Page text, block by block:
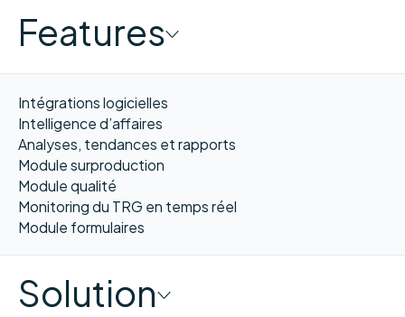
Features
Intégrations logicielles
Intelligence d’affaires
Analyses, tendances et rapports
Module surproduction
Module qualité
Monitoring du TRG en temps réel
Module formulaires
Solution